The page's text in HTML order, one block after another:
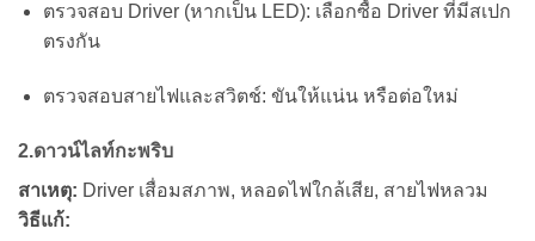
ตรวจสอบ Driver (หากเป็น LED): เลือกซื้อ Driver ที่มีสเปก
ตรงกัน
ตรวจสอบสายไฟและสวิตช์: ขันให้แน่น หรือต่อใหม่
2.ดาวน์ไลท์กะพริบ
สาเหตุ: Driver เสื่อมสภาพ, หลอดไฟใกล้เสีย, สายไฟหลวม
วิธีแก้: